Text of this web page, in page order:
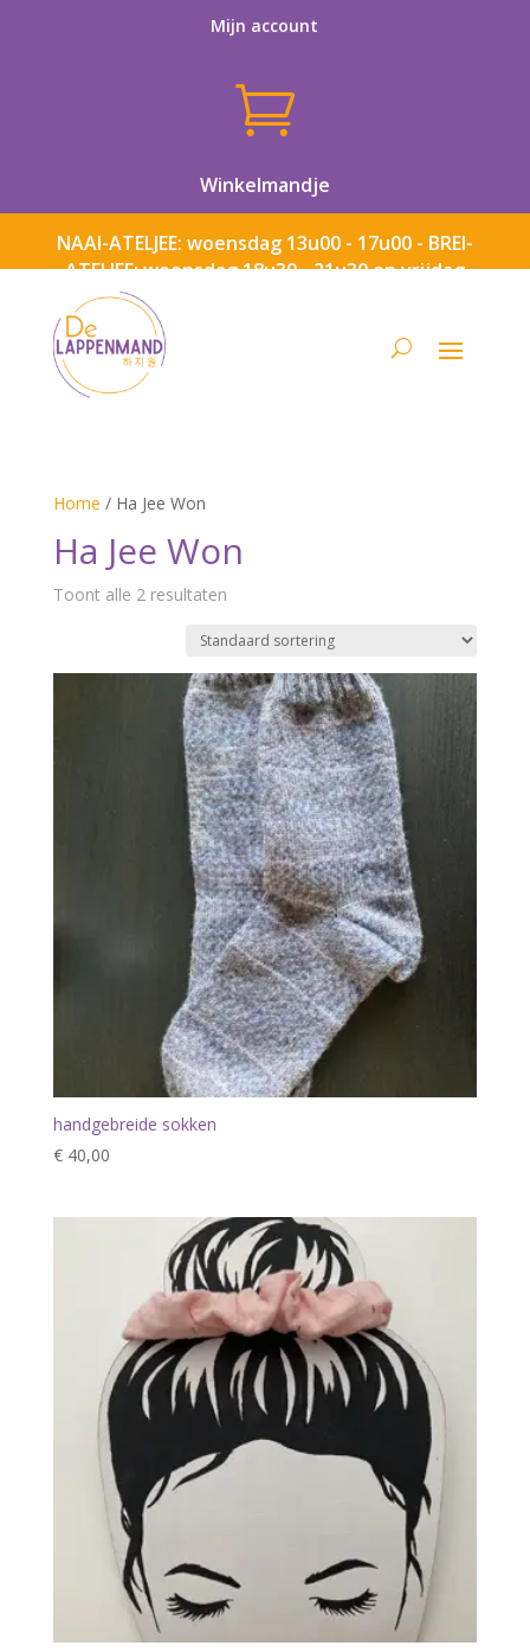
Mijn account

Winkelmandje
NAAI-ATELJEE: woensdag 13u00 - 17u00 - BREI-
ATELJEE: woensdag 18u30 - 21u30 en vrijdag
Home / Ha Jee Won
Ha Jee Won
Toont alle 2 resultaten
handgebreide sokken
€40,00